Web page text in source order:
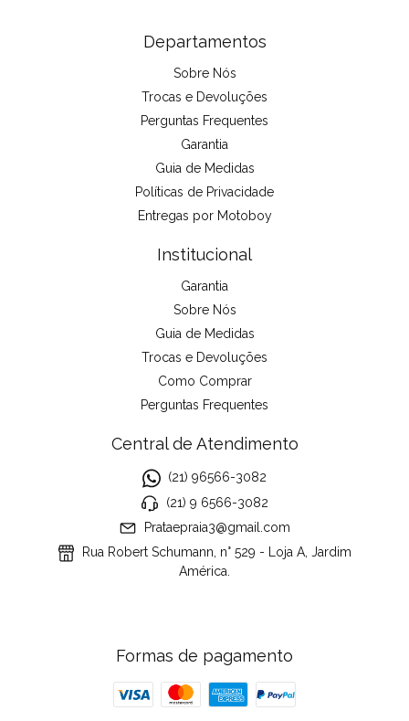
Departamentos
Sobre Nós
Trocas e Devoluções
Perguntas Frequentes
Garantia
Guia de Medidas
Políticas de Privacidade
Entregas por Motoboy
Institucional
Garantia
Sobre Nós
Guia de Medidas
Trocas e Devoluções
Como Comprar
Perguntas Frequentes
Central de Atendimento
(21) 96566-3082
(21) 9 6566-3082
Prataepraia3@gmail.com
Rua Robert Schumann, n° 529 - Loja A, Jardim
América.
Formas de pagamento